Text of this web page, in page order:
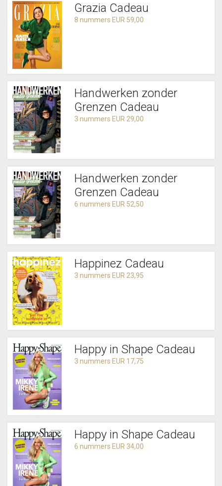
Grazia Cadeau
8 nummers EUR 59,00
Handwerken zonder
Grenzen Cadeau
3 nummers EUR 29,00
Handwerken zonder
Grenzen Cadeau
6 nummers EUR 52,50
Happinez Cadeau
3 nummers EUR 23,95
Happy in Shape Cadeau
3 nummers EUR 17,75
Happy in Shape Cadeau
6 nummers EUR 34,00